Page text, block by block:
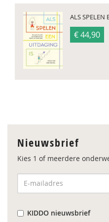
ALS SPELEN
€ 44,90
Nieuwsbrief
Kies 1 of meerdere
KIDDO nieuwsbrief